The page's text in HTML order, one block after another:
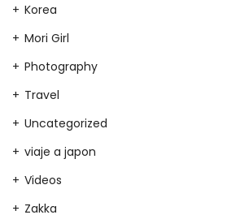
Korea
Mori Girl
Photography
Travel
Uncategorized
viaje a japon
Videos
Zakka